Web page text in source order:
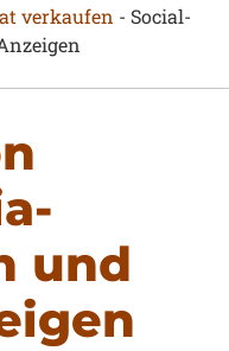
verkaufen - Social-
und